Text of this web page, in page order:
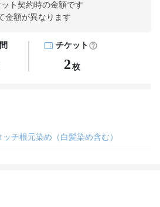
ト契約時の金額です
金額が異なります
チケット
2 枚
ッチ根元染め（白髪染め含む）